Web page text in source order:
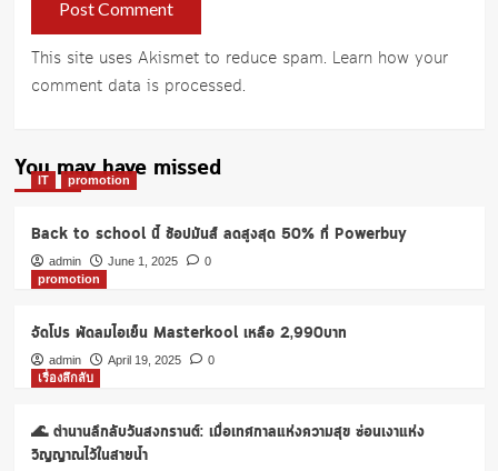
This site uses Akismet to reduce spam. Learn how your
comment data is processed.
You may have missed
IT promotion
Back to school นี้ ช้อปมันส์ ลดสูงสุด 50% ที่ Powerbuy
admin June 1, 2025
0
promotion
จัดโปร พัดลมไอเย็น Masterkool เหลือ 2,990บาท
admin April 19, 2025
0
เรื่องลึกลับ
🌊 ตำนานลึกลับวันสงกรานต์: เมื่อเทศกาลแห่งความสุข ซ่อนเงาแห่ง
วิญญาณไว้ในสายน้ำ